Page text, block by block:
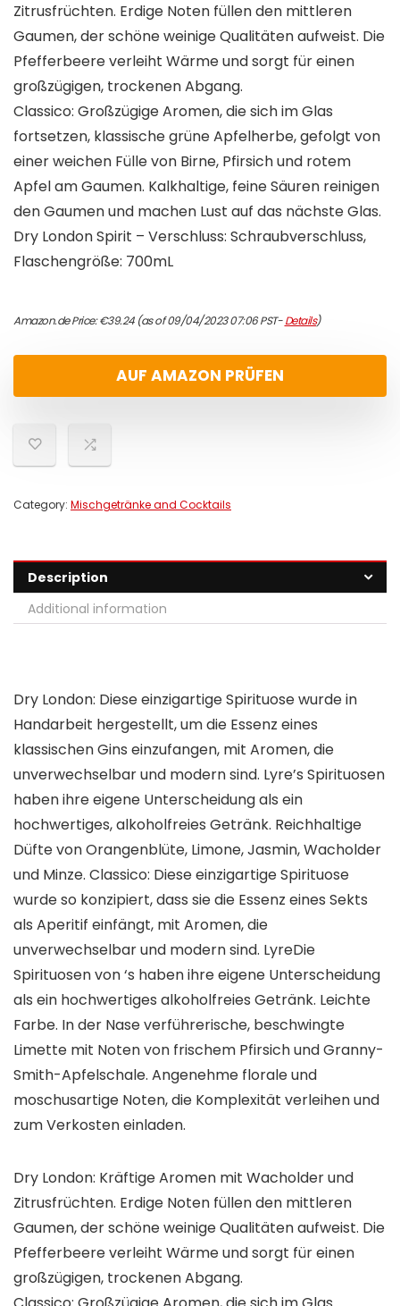
Zitrusfrüchten. Erdige Noten füllen den mittleren
Gaumen, der schöne weinige Qualitäten aufweist. Die
Pfefferbeere verleiht Wärme und sorgt für einen
großzügigen, trockenen Abgang.
Classico: Großzügige Aromen, die sich im Glas
fortsetzen, klassische grüne Apfelherbe, gefolgt von
einer weichen Fülle von Birne, Pfirsich und rotem
Apfel am Gaumen. Kalkhaltige, feine Säuren reinigen
den Gaumen und machen Lust auf das nächste Glas.
Dry London Spirit – Verschluss: Schraubverschluss,
Flaschengröße: 700mL
Amazon.de Price:€39.24(as of 09/04/2023 07:06 PST-Details)
AUF AMAZON PRÜFEN
Category: Mischgetränke and Cocktails
Description
Additional information
Dry London: Diese einzigartige Spirituose wurde in
Handarbeit hergestellt, um die Essenz eines
klassischen Gins einzufangen, mit Aromen, die
unverwechselbar und modern sind. Lyre’s Spirituosen
haben ihre eigene Unterscheidung als ein
hochwertiges, alkoholfreies Getränk. Reichhaltige
Düfte von Orangenblüte, Limone, Jasmin, Wacholder
und Minze. Classico: Diese einzigartige Spirituose
wurde so konzipiert, dass sie die Essenz eines Sekts
als Aperitif einfängt, mit Aromen, die
unverwechselbar und modern sind. LyreDie
Spirituosen von ‘s haben ihre eigene Unterscheidung
als ein hochwertiges alkoholfreies Getränk. Leichte
Farbe. In der Nase verführerische, beschwingte
Limette mit Noten von frischem Pfirsich und Granny-
Smith-Apfelschale. Angenehme florale und
moschusartige Noten, die Komplexität verleihen und
zum Verkosten einladen.
Dry London: Kräftige Aromen mit Wacholder und
Zitrusfrüchten. Erdige Noten füllen den mittleren
Gaumen, der schöne weinige Qualitäten aufweist. Die
Pfefferbeere verleiht Wärme und sorgt für einen
großzügigen, trockenen Abgang.